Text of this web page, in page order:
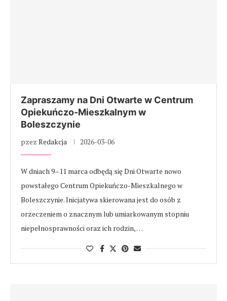
Zapraszamy na Dni Otwarte w Centrum
Opiekuńczo-Mieszkalnym w
Boleszczynie
pzez Redakcja 2026-03-06
W dniach 9–11 marca odbędą się Dni Otwarte nowo
powstałego Centrum Opiekuńczo-Mieszkalnego w
Boleszczynie. Inicjatywa skierowana jest do osób z
orzeczeniem o znacznym lub umiarkowanym stopniu
niepełnosprawności oraz ich rodzin, …